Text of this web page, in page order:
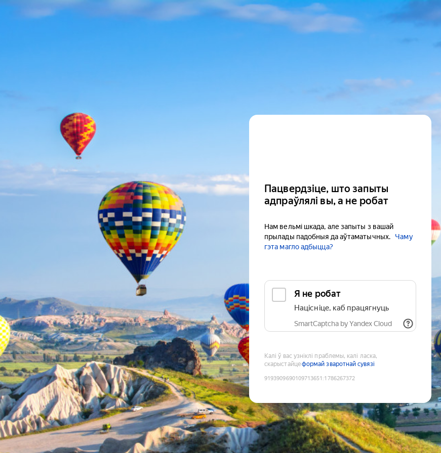
Пацвердзіце, што запыты
адпраўлялі вы, а не робат
Нам вельмі шкада, але запыты з вашай
прылады падобныя да аўтаматычных.
Чаму
гэта магло адбыцца?
Я не робат
Націсніце, каб працягнуць
SmartCaptcha by Yandex Cloud
Калі ў вас узніклі праблемы, калі ласка,
скарыстайцеформай зваротнай сувязі
9193909690109713651 :1786267372